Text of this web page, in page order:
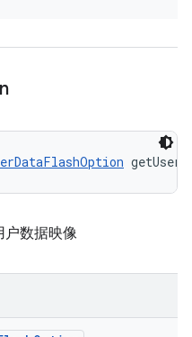
户数据映像